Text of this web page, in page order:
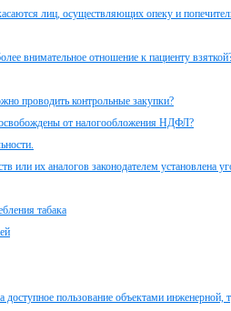
лиц, осуществляющих опеку и
внимательное отношение к пациенту
проводить контрольные закупки?
от налогообложения НДФЛ?
их аналогов законодателем установлена
табака
пользование объектами инженерной,